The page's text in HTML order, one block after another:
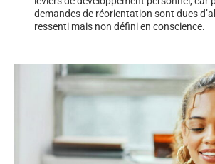
demandes de réorientation sont dues
ressenti mais non défini en conscience.